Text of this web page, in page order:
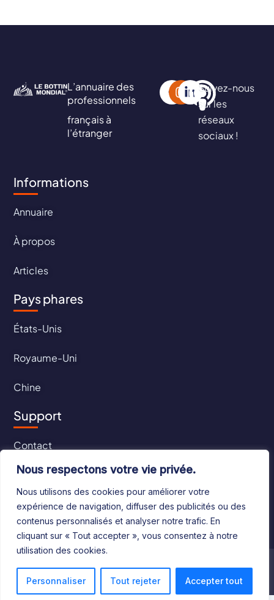
Nous respectons votre vie privée.
Nous utilisons des cookies pour améliorer votre
expérience de navigation, diffuser des publicités ou des
contenus personnalisés et analyser notre trafic. En
cliquant sur « Tout accepter », vous consentez à notre
utilisation des cookies.
Personnaliser Tout rejeter Accepter tout
L’annuaire des
professionnels
français à
l’étranger
Suivez-nous
sur les
réseaux
sociaux !
Informations
Annuaire
À propos
Articles
Pays phares
États-Unis
Royaume-Uni
Chine
Support
Contact
CGU
CGV
©2024 Le Bottin Mondial. Tous droits réservés